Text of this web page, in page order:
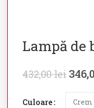
Lampă de
432,00lei
Culoare